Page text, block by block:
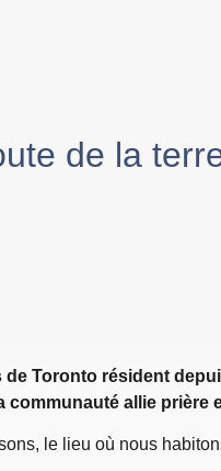
de la
de Toronto résident
communauté allie prière
le lieu où nous